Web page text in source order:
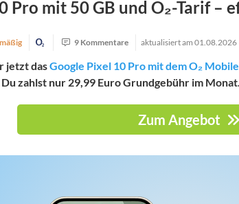
Pro mit 50 GB und O₂-Tarif –
9 Kommentare aktualisiert am 01.08.2026
jetzt dasGoogle Pixel 10 Pro mit dem O₂
zahlst nur 29,99 Euro Grundgebühr im
Zum Angebot